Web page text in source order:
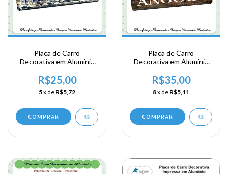
Placa de Carro
Decorativa em Alumínio
Viagem a Marrocos -
Tangier
R$25,00
5x de R$5,72
COMPRAR
Placa de Carro
Decorativa em Alumínio
Viagem a Africa - Angola
R$35,00
8x de R$5,11
COMPRAR